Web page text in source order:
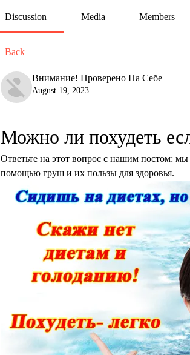
Discussion Media Members
Back
Внимание! Проверено На Себе
August 19, 2023
Можно ли похудеть
Ответьте на этот вопрос с нашим постом: мы
помощью груш и их пользы для здоровья.